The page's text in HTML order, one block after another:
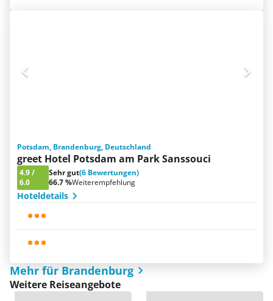
Potsdam, Brandenburg, Deutschland
greet Hotel Potsdam am Park Sanssouci
4.9/
6.0
Sehr gut(6 Bewertungen)
66.7 %Weiterempfehlung
Hoteldetails
Mehr für Brandenburg
Weitere Reiseangebote